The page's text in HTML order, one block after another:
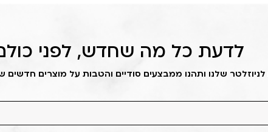
לדעת כל מה שחדש, לפני
שלנו ותהנו ממבצעים סודיים והטבות על מוצרים